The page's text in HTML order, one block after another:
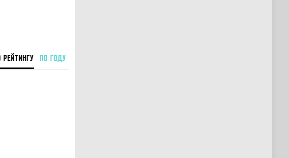
РЕЙТИНГУ ПО ГОДУ